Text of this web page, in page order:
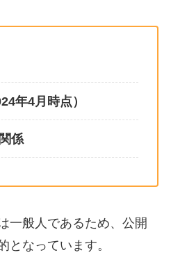
年4月時点）
係
一般人であるため、公開
となっています。